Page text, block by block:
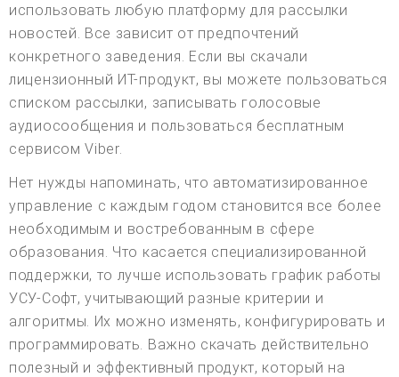
использовать любую платформу для рассылки
новостей. Все зависит от предпочтений
конкретного заведения. Если вы скачали
лицензионный ИТ-продукт, вы можете пользоваться
списком рассылки, записывать голосовые
аудиосообщения и пользоваться бесплатным
сервисом Viber.
Нет нужды напоминать, что автоматизированное
управление с каждым годом становится все более
необходимым и востребованным в сфере
образования. Что касается специализированной
поддержки, то лучше использовать график работы
УСУ-Софт, учитывающий разные критерии и
алгоритмы. Их можно изменять, конфигурировать и
программировать. Важно скачать действительно
полезный и эффективный продукт, который на